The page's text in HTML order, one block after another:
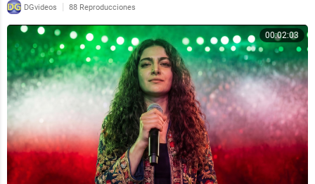
DGvideos | 88 Reproducciones
00:02:03